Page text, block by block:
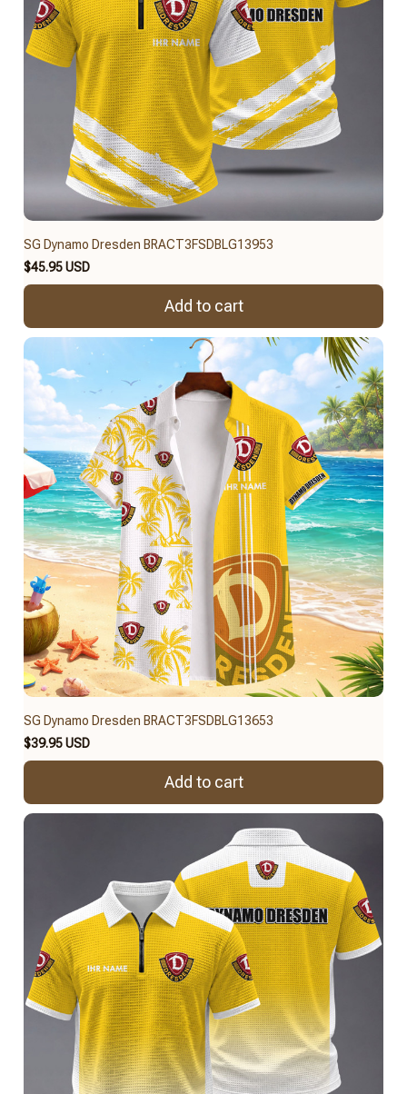
SG Dynamo Dresden BRACT3FSDBLG13953
$45.95 USD
Add to cart
SG Dynamo Dresden BRACT3FSDBLG13653
$39.95 USD
Add to cart